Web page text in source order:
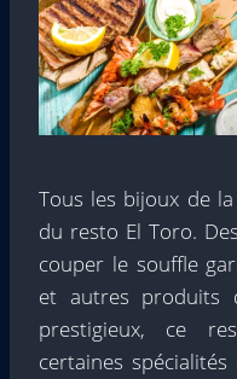
Tous les bijoux de
du resto El Toro.
couper le souffle
et autres produits
prestigieux, ce
certaines